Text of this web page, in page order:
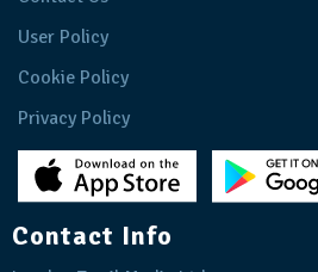
User Policy
Cookie Policy
Privacy Policy
Contact Info